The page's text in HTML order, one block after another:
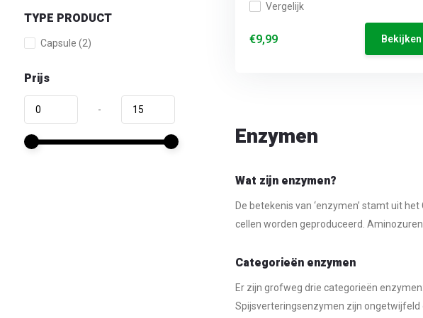
TYPE PRODUCT
Capsule (2)
Prijs
-
Vergelijk
€9,99 Bekijken
Enzymen
Wat zijn enzymen?
De betekenis van ‘enzymen’ stamt uit
cellen worden geproduceerd.
Categorieën enzymen
Er zijn grofweg drie categorieën
Spijsverteringsenzymen zijn